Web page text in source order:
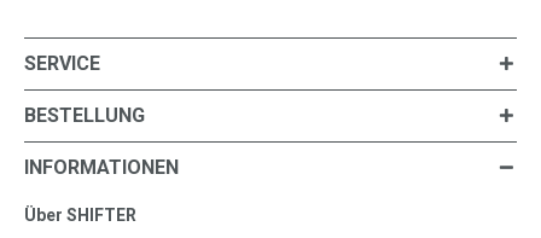
SERVICE
BESTELLUNG
INFORMATIONEN
Über SHIFTER